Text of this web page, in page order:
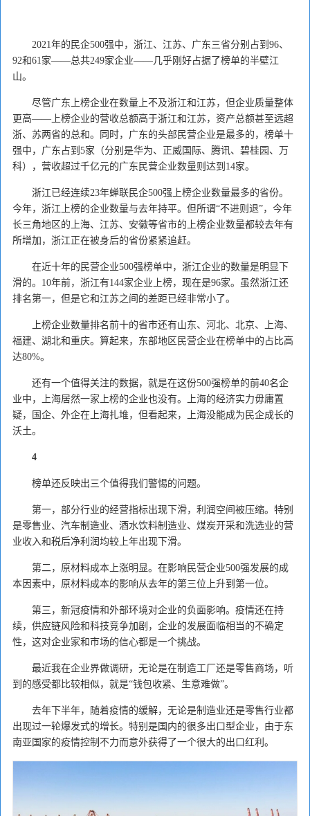
2021年的民企500强中，浙江、江苏、广东三省分别占到96、
92和61家——总共249家企业——几乎刚好占据了榜单的半壁江
山。
尽管广东上榜企业在数量上不及浙江和江苏，但企业质量整体
更高——上榜企业的营收总额高于浙江和江苏，资产总额甚至远超
浙、苏两省的总和。同时，广东的头部民营企业是最多的，榜单十
强中，广东占到5家（分别是华为、正威国际、腾讯、碧桂园、万
科），营收超过千亿元的广东民营企业数量则达到14家。
浙江已经连续23年蝉联民企500强上榜企业数量最多的省份。
今年，浙江上榜的企业数量与去年持平。但所谓“不进则退”，今年
长三角地区的上海、江苏、安徽等省市的上榜企业数量都较去年有
所增加，浙江正在被身后的省份紧紧追赶。
在近十年的民营企业500强榜单中，浙江企业的数量是明显下
滑的。10年前，浙江有144家企业上榜，现在是96家。虽然浙江还
排名第一，但是它和江苏之间的差距已经非常小了。
上榜企业数量排名前十的省市还有山东、河北、北京、上海、
福建、湖北和重庆。算起来，东部地区民营企业在榜单中的占比高
达80%。
还有一个值得关注的数据，就是在这份500强榜单的前40名企
业中，上海居然一家上榜的企业也没有。上海的经济实力毋庸置
疑，国企、外企在上海扎堆，但看起来，上海没能成为民企成长的
沃土。
4
榜单还反映出三个值得我们警惕的问题。
第一，部分行业的经营指标出现下滑，利润空间被压缩。特别
是零售业、汽车制造业、酒水饮料制造业、煤炭开采和洗选业的营
业收入和税后净利润均较上年出现下滑。
第二，原材料成本上涨明显。在影响民营企业500强发展的成
本因素中，原材料成本的影响从去年的第三位上升到第一位。
第三，新冠疫情和外部环境对企业的负面影响。疫情还在持
续，供应链风险和科技竞争加剧，企业的发展面临相当的不确定
性，这对企业家和市场的信心都是一个挑战。
最近我在企业界做调研，无论是在制造工厂还是零售商场，听
到的感受都比较相似，就是“钱包收紧、生意难做”。
去年下半年，随着疫情的缓解，无论是制造业还是零售行业都
出现过一轮爆发式的增长。特别是国内的很多出口型企业，由于东
南亚国家的疫情控制不力而意外获得了一个很大的出口红利。